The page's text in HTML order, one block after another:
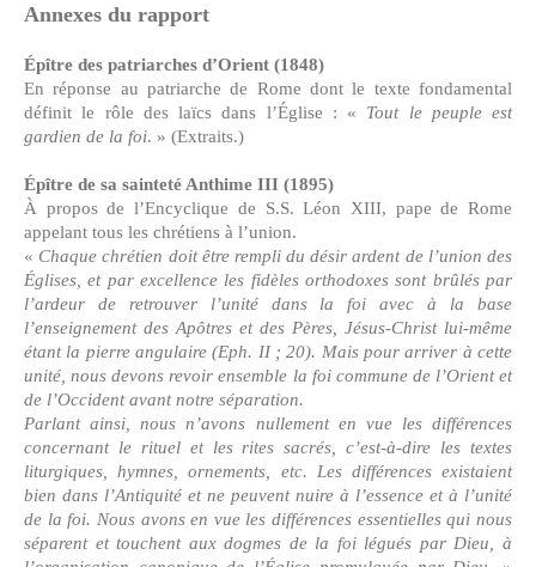
Annexes du rapport
Épître des patriarches d’Orient (1848)
En réponse au patriarche de Rome dont le texte fondamental
définit le rôle des laïcs dans l’Église : « Tout le peuple est
gardien de la foi. » (Extraits.)
Épître de sa sainteté Anthime III (1895)
À propos de l’Encyclique de S.S. Léon XIII, pape de Rome
appelant tous les chrétiens à l’union.
« Chaque chrétien doit être rempli du désir ardent de l’union des
Églises, et par excellence les fidèles orthodoxes sont brûlés par
l’ardeur de retrouver l’unité dans la foi avec à la base
l’enseignement des Apôtres et des Pères, Jésus-Christ lui-même
étant la pierre angulaire (Eph. II ; 20). Mais pour arriver à cette
unité, nous devons revoir ensemble la foi commune de l’Orient et
de l’Occident avant notre séparation.
Parlant ainsi, nous n’avons nullement en vue les différences
concernant le rituel et les rites sacrés, c’est-à-dire les textes
liturgiques, hymnes, ornements, etc. Les différences existaient
bien dans l’Antiquité et ne peuvent nuire à l’essence et à l’unité
de la foi. Nous avons en vue les différences essentielles qui nous
séparent et touchent aux dogmes de la foi légués par Dieu, à